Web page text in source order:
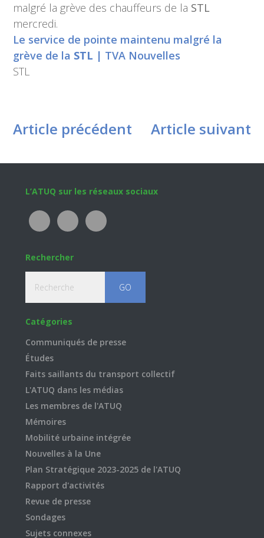
malgré la grève des chauffeurs de la STL
mercredi.
Le service de pointe maintenu malgré la
grève de la STL | TVA Nouvelles
STL
Article précédent Article suivant
Footer
L’ATUQ sur les réseaux sociaux
Rechercher
Catégories
Communiqués de presse
Études
Faits saillants du transport collectif
L'ATUQ dans les médias
Les membres de l'ATUQ
Mémoires
Mobilité urbaine intégrée
Nouvelles à la Une
Plan Stratégique 2023-2025 de l'ATUQ
Rapport d'activités
Revue de presse
Sondages
Sujets connexes